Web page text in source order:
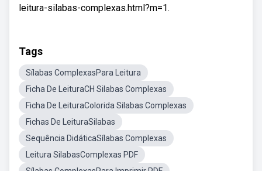
leitura-silabas-complexas.html?m=1.
Tags
Sílabas ComplexasPara Leitura
Ficha De LeituraCH Silabas Complexas
Ficha De LeituraColorida Silabas Complexas
Fichas De LeituraSilabas
Sequência DidáticaSílabas Complexas
Leitura SilabasComplexas PDF